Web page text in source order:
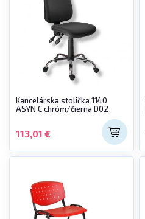
Kancelárska stolička 1140
ASYN C chróm/čierna D02
113,01 €